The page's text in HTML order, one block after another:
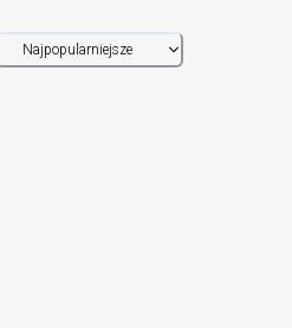
Najpopularniejsze